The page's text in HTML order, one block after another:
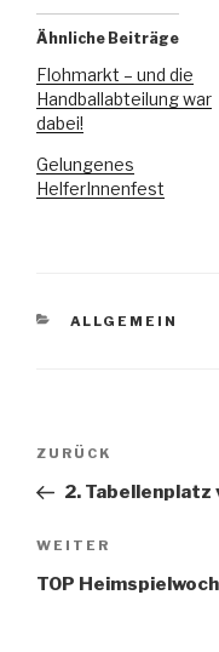
Ähnliche Beiträge
Flohmarkt – und die
Handballabteilung war
dabei!
Gelungenes
HelferInnenfest
ALLGEMEIN
ZURÜCK
2.
WEITER
TOP